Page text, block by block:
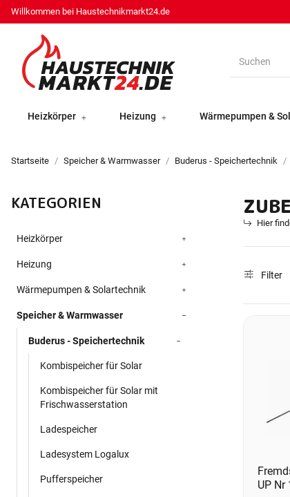
Willkommen bei Haustechnikmarkt24.de
Heizkörper Heizung Wärmepumpen &
Startseite Speicher & Warmwasser Buderus - Speichertechnik
Hier
Filter
UP Nr
KATEGORIEN
Heizkörper
Heizung
Wärmepumpen & Solartechnik
Speicher & Warmwasser
Buderus - Speichertechnik
Kombispeicher für Solar
Kombispeicher für Solar mit
Frischwasserstation
Ladespeicher
Ladesystem Logalux
Pufferspeicher